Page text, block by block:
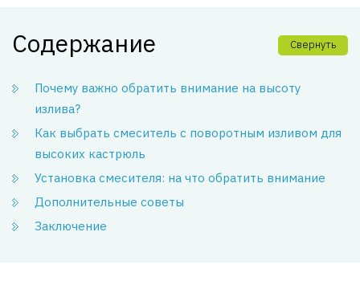
Содержание Свернуть
Почему важно обратить внимание на высоту
излива?
Как выбрать смеситель с поворотным изливом для
высоких кастрюль
Установка смесителя: на что обратить внимание
Дополнительные советы
Заключение